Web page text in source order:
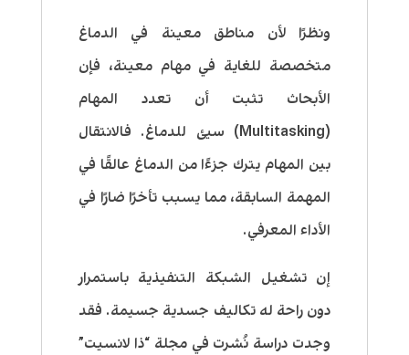
ونظرًا لأن مناطق معينة في الدماغ
متخصصة للغاية في مهام معينة، فإن
الأبحاث تثبت أن تعدد المهام
(Multitasking) سيئ للدماغ. فالانتقال
بين المهام يترك جزءًا من الدماغ عالقًا في
المهمة السابقة، مما يسبب تأخرًا ضارًا في
الأداء المعرفي.
إن تشغيل الشبكة التنفيذية باستمرار
دون راحة له تكاليف جسدية جسيمة. فقد
وجدت دراسة نُشرت في مجلة “ذا لانسيت”